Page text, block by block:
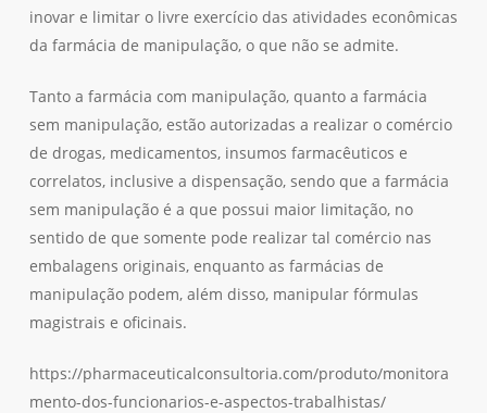
inovar e limitar o livre exercício das atividades econômicas
da farmácia de manipulação, o que não se admite.
Tanto a farmácia com manipulação, quanto a farmácia
sem manipulação, estão autorizadas a realizar o comércio
de drogas, medicamentos, insumos farmacêuticos e
correlatos, inclusive a dispensação, sendo que a farmácia
sem manipulação é a que possui maior limitação, no
sentido de que somente pode realizar tal comércio nas
embalagens originais, enquanto as farmácias de
manipulação podem, além disso, manipular fórmulas
magistrais e oficinais.
https://pharmaceuticalconsultoria.com/produto/monitora
mento-dos-funcionarios-e-aspectos-trabalhistas/